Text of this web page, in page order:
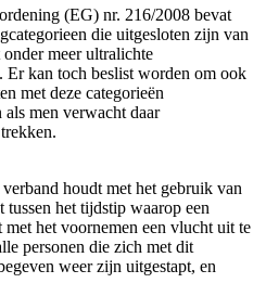
(EG) nr. 216/2008 bevat
die uitgesloten zijn van
meer ultralichte
kan toch beslist worden om ook
met deze categorieën
men verwacht daar
houdt met het gebruik van
het tijdstip waarop een
het voornemen een vlucht uit te
personen die zich met dit
weer zijn uitgestapt, en